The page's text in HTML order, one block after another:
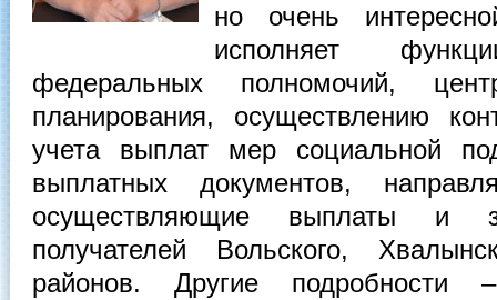
но очень
исполняет
федеральных полномочий,
планирования, осуществлению
учета выплат мер социальной
выплатных документов,
осуществляющие выплаты и
получателей Вольского,
районов. Другие